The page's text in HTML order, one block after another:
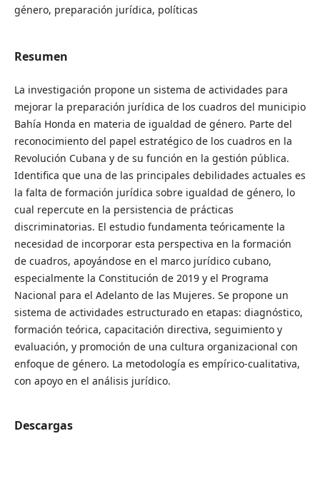
género, preparación jurídica, políticas
Resumen
La investigación propone un sistema de actividades para
mejorar la preparación jurídica de los cuadros del municipio
Bahía Honda en materia de igualdad de género. Parte del
reconocimiento del papel estratégico de los cuadros en la
Revolución Cubana y de su función en la gestión pública.
Identifica que una de las principales debilidades actuales es
la falta de formación jurídica sobre igualdad de género, lo
cual repercute en la persistencia de prácticas
discriminatorias. El estudio fundamenta teóricamente la
necesidad de incorporar esta perspectiva en la formación
de cuadros, apoyándose en el marco jurídico cubano,
especialmente la Constitución de 2019 y el Programa
Nacional para el Adelanto de las Mujeres. Se propone un
sistema de actividades estructurado en etapas: diagnóstico,
formación teórica, capacitación directiva, seguimiento y
evaluación, y promoción de una cultura organizacional con
enfoque de género. La metodología es empírico-cualitativa,
con apoyo en el análisis jurídico.
Descargas